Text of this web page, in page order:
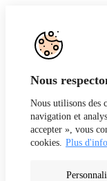
Nous
Nous utilisons des
navigation et
accepter », vous
cookies. Plus